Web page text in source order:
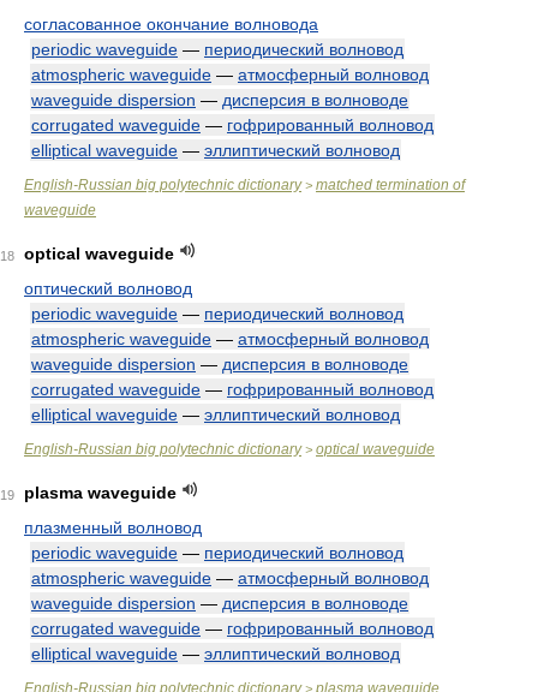
согласованное окончание волновода
periodic waveguide — периодический волновод
atmospheric waveguide — атмосферный волновод
waveguide dispersion — дисперсия в волноводе
corrugated waveguide — гофрированный волновод
elliptical waveguide — эллиптический волновод
English-Russian big polytechnic dictionary> matched termination of
waveguide
18
optical waveguide
оптический волновод
periodic waveguide — периодический волновод
atmospheric waveguide — атмосферный волновод
waveguide dispersion — дисперсия в волноводе
corrugated waveguide — гофрированный волновод
elliptical waveguide — эллиптический волновод
English-Russian big polytechnic dictionary> optical waveguide
19
plasma waveguide
плазменный волновод
periodic waveguide — периодический волновод
atmospheric waveguide — атмосферный волновод
waveguide dispersion — дисперсия в волноводе
corrugated waveguide — гофрированный волновод
elliptical waveguide — эллиптический волновод
English-Russian big polytechnic dictionary> plasma waveguide